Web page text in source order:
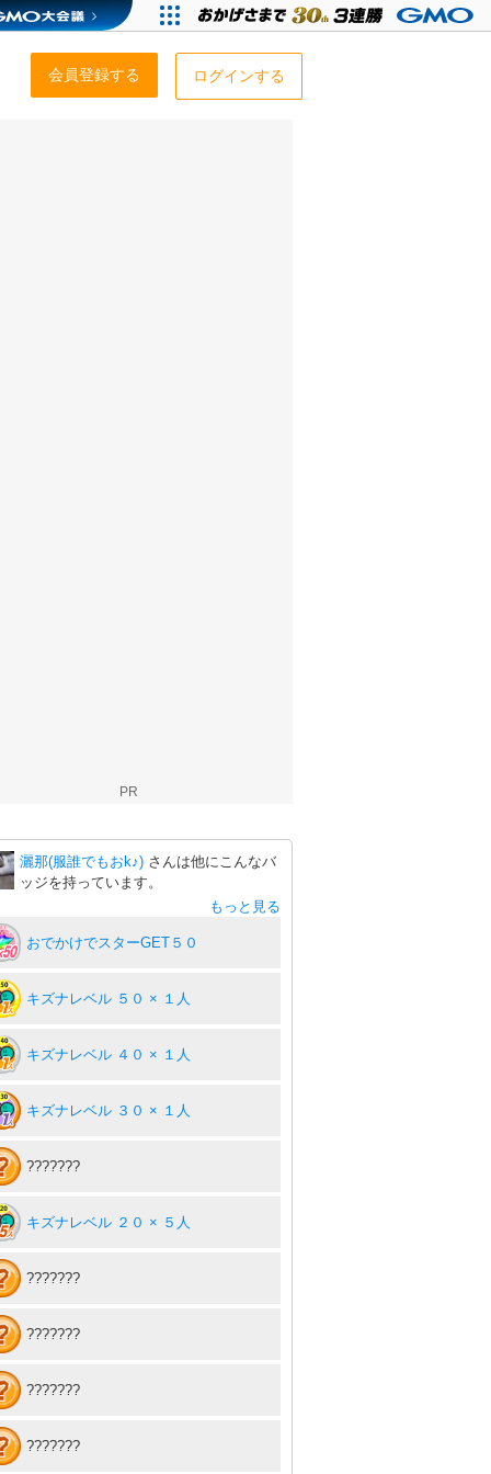
会員登録する ログインする
PR
灑那(服誰でもおk♪) さんは他にこんなバ
ッジを持っています。
もっと見る
おでかけでスターGET５０
キズナレベル ５０ × １人
キズナレベル ４０ × １人
キズナレベル ３０ × １人
???????
キズナレベル ２０ × ５人
???????
???????
???????
???????